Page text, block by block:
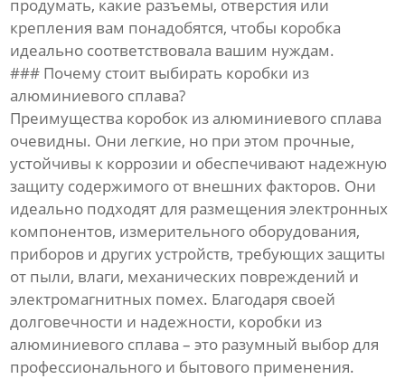
продумать, какие разъемы, отверстия или
крепления вам понадобятся, чтобы коробка
идеально соответствовала вашим нуждам.
### Почему стоит выбирать коробки из
алюминиевого сплава?
Преимущества коробок из алюминиевого сплава
очевидны. Они легкие, но при этом прочные,
устойчивы к коррозии и обеспечивают надежную
защиту содержимого от внешних факторов. Они
идеально подходят для размещения электронных
компонентов, измерительного оборудования,
приборов и других устройств, требующих защиты
от пыли, влаги, механических повреждений и
электромагнитных помех. Благодаря своей
долговечности и надежности, коробки из
алюминиевого сплава – это разумный выбор для
профессионального и бытового применения.